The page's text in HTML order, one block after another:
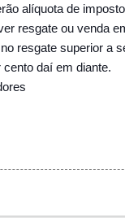
alíquota de
resgate ou venda
resgate superior a
daí em diante.